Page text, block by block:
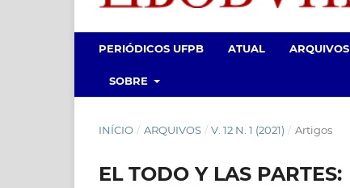
PERIÓDICOS UFPB ATUAL ARQUIVOS
SOBRE
INÍCIO / ARQUIVOS / V. 12 N. 1 (2021) / Artigos
EL TODO Y LAS PARTES: